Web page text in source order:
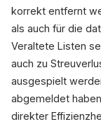
korrekt entfernt
als auch für die
Veraltete Listen
auch zu
ausgespielt
abgemeldet
direkter